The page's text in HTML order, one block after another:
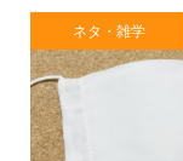
ネタ・雑学